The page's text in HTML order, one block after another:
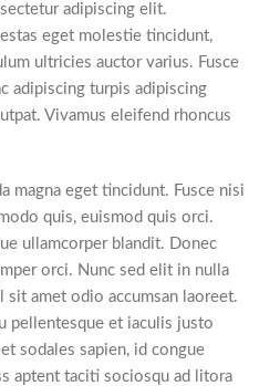
adipiscing elit.
eget molestie tincidunt,
ultricies auctor varius. Fusce
adipiscing turpis adipiscing
Vivamus eleifend rhoncus
magna eget tincidunt. Fusce nisi
quis, euismod quis orci.
ullamcorper blandit. Donec
orci. Nunc sed elit in nulla
amet odio accumsan laoreet.
pellentesque et iaculis justo
sodales sapien, id congue
aptent taciti sociosqu ad litora